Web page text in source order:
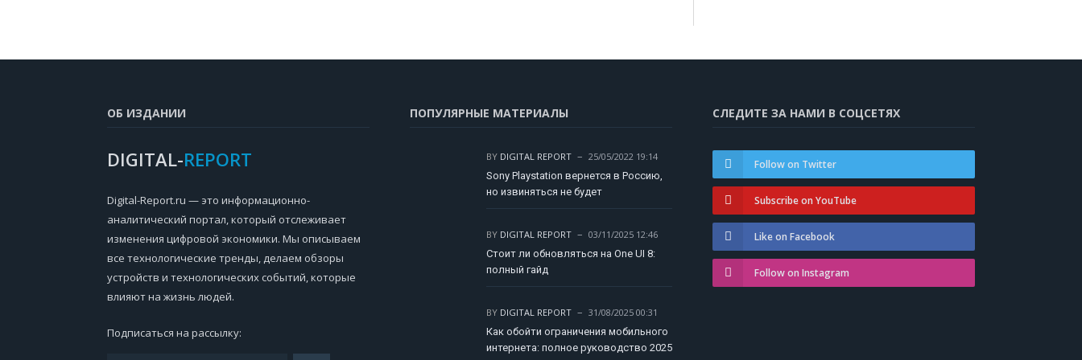
ОБ ИЗДАНИИ
DIGITAL-REPORT
Digital-Report.ru — это информационно-
аналитический портал, который отслеживает
изменения цифровой экономики. Мы описываем
все технологические тренды, делаем обзоры
устройств и технологических событий, которые
влияют на жизнь людей.
Подписаться на рассылку:
ПОПУЛЯРНЫЕ МАТЕРИАЛЫ
BY DIGITAL REPORT
25/05/2022 19:14
Sony Playstation вернется в Россию,
но извиняться не будет
BY DIGITAL REPORT
03/11/2025 12:46
Стоит ли обновляться на One UI 8:
полный гайд
BY DIGITAL REPORT
31/08/2025 00:31
Как обойти ограничения мобильного
интернета: полное руководство 2025
СЛЕДИТЕ ЗА НАМИ В СОЦСЕТЯХ
Follow on Twitter
Subscribe on YouTube
Like on Facebook
Follow on Instagram